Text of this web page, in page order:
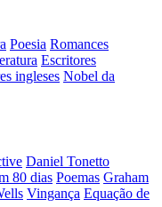
Poesia Romances
Escritores
ingleses Nobel da
Daniel Tonetto
80 dias Poemas Graham
Vingança Equação de